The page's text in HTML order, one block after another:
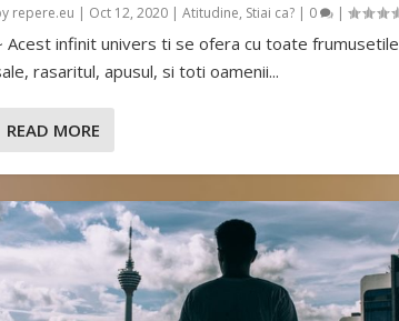
repere.eu | Oct 12, 2020| Atitudine, Stiai ca?| 0 |
Acest infinit univers ti se ofera cu toate frumusetile
rasaritul, apusul, si toti oamenii...
READ MORE